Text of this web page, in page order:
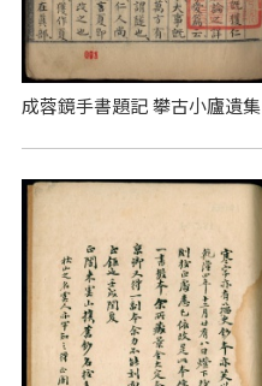
成蓉鏡手書題記 攀古小廬遺集